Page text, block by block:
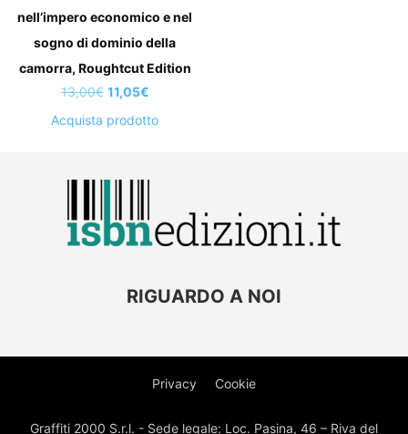
nell’impero economico e nel
sogno di dominio della
camorra, Roughtcut Edition
13,00€ Il
prezzo
13,00€.
11,05€Il
prezzo
11,05€.
Acquista prodotto
RIGUARDO A NOI
Privacy Cookie
Graffiti 2000 S.r.l. - Sede legale: Loc. Pasina, 46 – Riva del